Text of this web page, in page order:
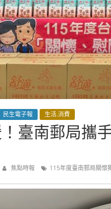
民生電子報 生活.消費
臺南郵局攜
焦點時報 115年度臺南郵局關懷